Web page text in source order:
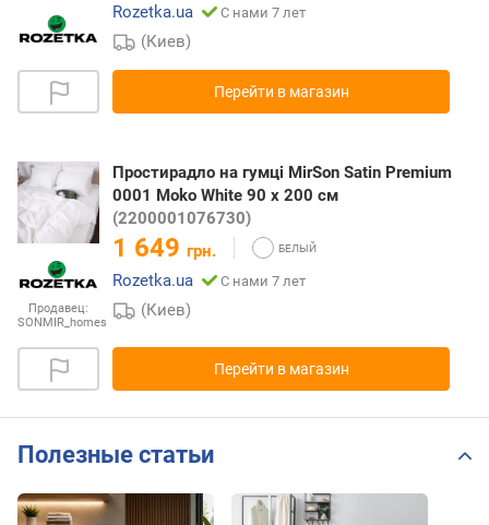
Rozetka.ua
С нами 7 лет
(Киев)
Перейти в магазин
Продавец:
SONMIR_homes
Простирадло на гумці MirSon Satin Premium
0001 Moko White 90 х 200 см
(2200001076730)
1 649 грн.
Rozetka.ua
С нами 7 лет
(Киев)
Перейти в магазин
Полезные статьи